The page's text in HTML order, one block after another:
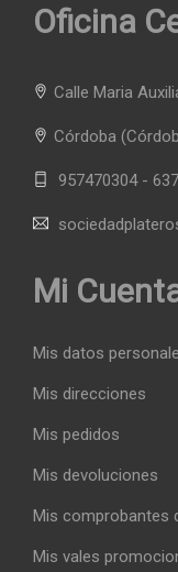
Oficina
Calle Maria
Córdoba
957470304 -
Mi
Mis datos
Mis direcciones
Mis pedidos
Mis devoluciones
Mis comprobantes
Mis vales